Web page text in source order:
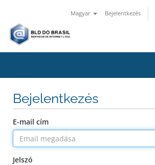
Magyar Bejelentkezés
Bejelentkezés
E-mail cím
Jelszó